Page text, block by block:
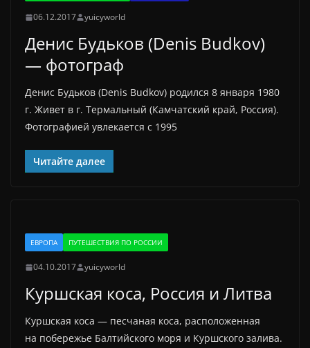
06.12.2017 yuicyworld
Денис Будьков (Denis Budkov)
— фотограф
Денис Будьков (Denis Budkov) родился 8 января 1980
г. Живет в г. Термальный (Камчатский край, Россия).
Фотографией увлекается с 1995
Читайте далее
ЕВРОПА ПУТЕШЕСТВИЯ ПО РОССИИ
04.10.2017 yuicyworld
Куршская коса, Россия и Литва
Куршская коса — песчаная коса, расположенная
на побережье Балтийского моря и Куршского залива.